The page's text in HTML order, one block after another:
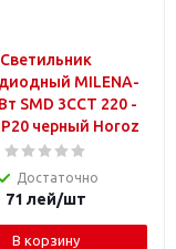
Светильник
MILENA-
SMD 3CCT 220 -
черный Horoz
Достаточно
71 лей/шт
В корзину